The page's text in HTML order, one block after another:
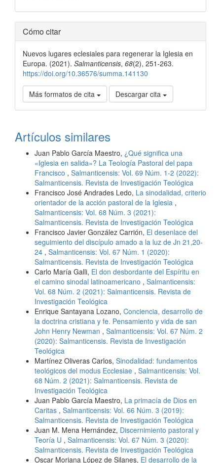
Detalles
del
artículo
Cómo citar
Nuevos lugares eclesiales para regenerar la Iglesia en
Europa. (2021). Salmanticensis, 68(2), 251-263.
https://doi.org/10.36576/summa.141130
Más formatos de cita Descargar cita
Artículos similares
Juan Pablo García Maestro, ¿Qué significa una
«Iglesia en salida»? La Teología Pastoral del papa
Francisco , Salmanticensis: Vol. 69 Núm. 1-2 (2022):
Salmanticensis. Revista de Investigación Teológica
Francisco José Andrades Ledo, La sinodalidad, criterio
orientador de la acción pastoral de la Iglesia ,
Salmanticensis: Vol. 68 Núm. 3 (2021):
Salmanticensis. Revista de Investigación Teológica
Francisco Javier González Carrión, El desenlace del
seguimiento del discípulo amado a la luz de Jn 21,20-
24 , Salmanticensis: Vol. 67 Núm. 1 (2020):
Salmanticensis. Revista de Investigación Teológica
Carlo María Galli, El don desbordante del Espíritu en
el camino sinodal latinoamericano , Salmanticensis:
Vol. 68 Núm. 2 (2021): Salmanticensis. Revista de
Investigación Teológica
Enrique Santayana Lozano, Conciencia, desarrollo de
la doctrina cristiana y fe. Pensamiento y vida de san
John Henry Newman , Salmanticensis: Vol. 67 Núm. 2
(2020): Salmanticensis. Revista de Investigación
Teológica
Martínez Oliveras Carlos, Sinodalidad: fundamentos
teológicos del modus Ecclesiae , Salmanticensis: Vol.
68 Núm. 2 (2021): Salmanticensis. Revista de
Investigación Teológica
Juan Pablo García Maestro, La primacía de Dios en
Caritas , Salmanticensis: Vol. 66 Núm. 3 (2019):
Salmanticensis. Revista de Investigación Teológica
Juan M. Mena Hernández, Discernimiento pastoral y
Teoría U , Salmanticensis: Vol. 67 Núm. 3 (2020):
Salmanticensis. Revista de Investigación Teológica
Oscar Moriana López de Silanes, El desarrollo de la